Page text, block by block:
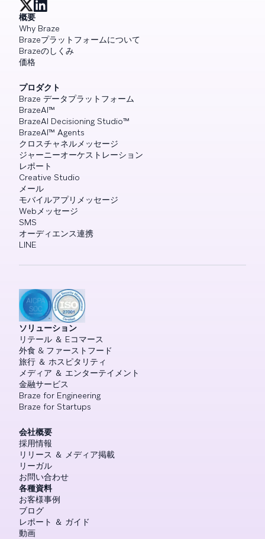
概要
Why Braze
Brazeプラットフォームについて
Brazeのしくみ
価格
プロダクト
Braze データプラットフォーム
BrazeAI™
BrazeAI Decisioning Studio™
BrazeAI™ Agents
クロスチャネルメッセージ
ジャーニーオーケストレーション
レポート
Creative Studio
メール
モバイルアプリメッセージ
Webメッセージ
SMS
オーディエンス連携
LINE
ソリューション
リテール ＆ Eコマース
外食 & ファーストフード
旅行 ＆ ホスピタリティ
メディア ＆ エンターテイメント
金融サービス
Braze for Engineering
Braze for Startups
会社概要
採用情報
リリース ＆ メディア掲載
リーガル
お問い合わせ
各種資料
お客様事例
ブログ
レポート ＆ ガイド
動画